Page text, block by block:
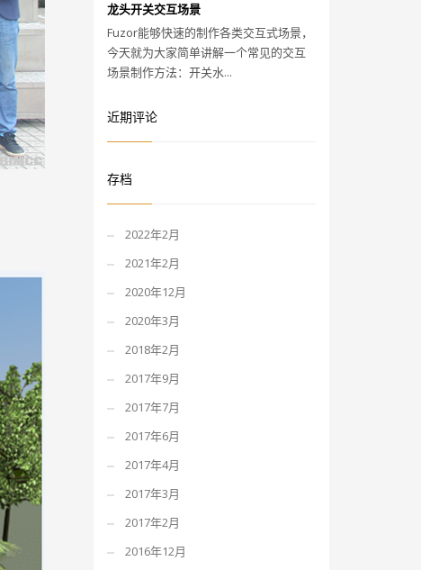
龙头开关交互场景
Fuzor能够快速的制作各类交互式场景，
今天就为大家简单讲解一个常见的交互
场景制作方法：开关水...
近期评论
存档
2022年2月
2021年2月
2020年12月
2020年3月
2018年2月
2017年9月
2017年7月
2017年6月
2017年4月
2017年3月
2017年2月
2016年12月